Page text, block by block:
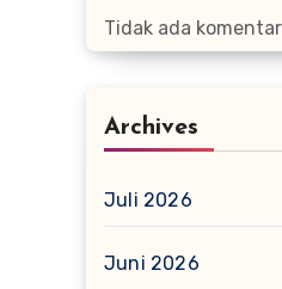
Tidak ada
Archives
Juli 2026
Juni 2026